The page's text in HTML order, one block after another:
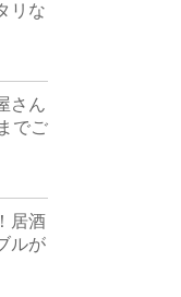
リな
さん
でご
居酒
ルが